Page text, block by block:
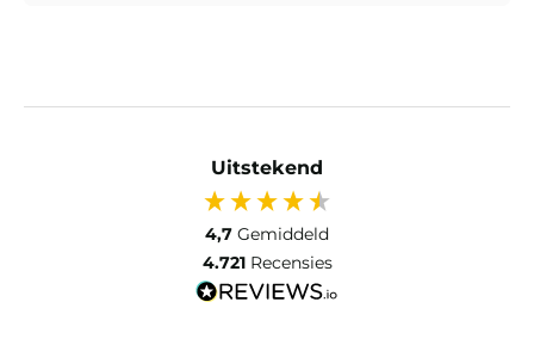
Uitstekend
4,7 Gemiddeld
4.721 Recensies